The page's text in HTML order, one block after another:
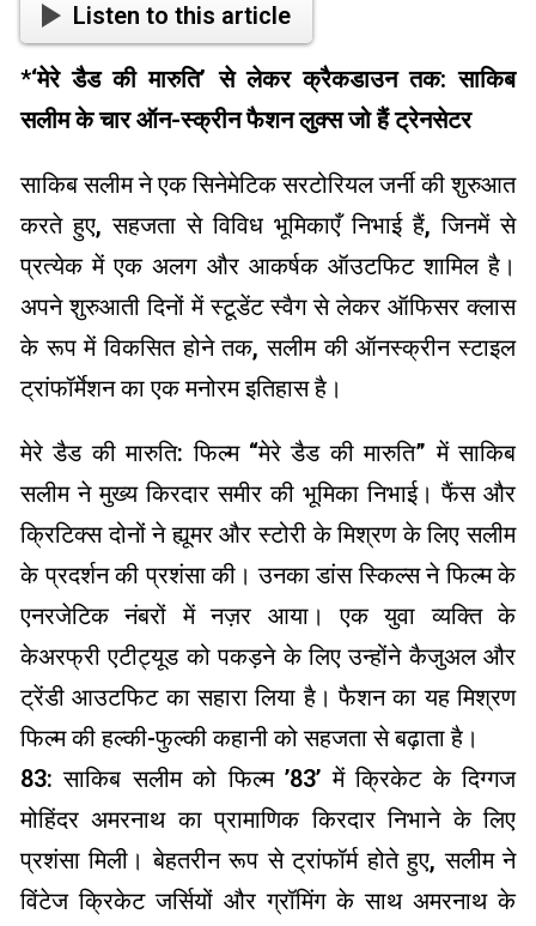
Listen to this article
*‘मेरे डैड की मारुति’ से लेकर क्रैकडाउन तक: साकिब
सलीम के चार ऑन-स्क्रीन फैशन लुक्स जो हैं ट्रेनसेटर
साकिब सलीम ने एक सिनेमेटिक सरटोरियल जर्नी की शुरुआत
करते हुए, सहजता से विविध भूमिकाएँ निभाई हैं, जिनमें से
प्रत्येक में एक अलग और आकर्षक ऑउटफिट शामिल है।
अपने शुरुआती दिनों में स्टूडेंट स्वैग से लेकर ऑफिसर क्लास
के रूप में विकसित होने तक, सलीम की ऑनस्क्रीन स्टाइल
ट्रांफॉर्मेशन का एक मनोरम इतिहास है।
मेरे डैड की मारुति: फिल्म “मेरे डैड की मारुति” में साकिब
सलीम ने मुख्य किरदार समीर की भूमिका निभाई। फैंस और
क्रिटिक्स दोनों ने ह्यूमर और स्टोरी के मिश्रण के लिए सलीम
के प्रदर्शन की प्रशंसा की। उनका डांस स्किल्स ने फिल्म के
एनरजेटिक नंबरों में नज़र आया। एक युवा व्यक्ति के
केअरफ्री एटीट्यूड को पकड़ने के लिए उन्होंने कैजुअल और
ट्रेंडी आउटफिट का सहारा लिया है। फैशन का यह मिश्रण
फिल्म की हल्की-फुल्की कहानी को सहजता से बढ़ाता है।
83: साकिब सलीम को फिल्म ’83’ में क्रिकेट के दिग्गज
मोहिंदर अमरनाथ का प्रामाणिक किरदार निभाने के लिए
प्रशंसा मिली। बेहतरीन रूप से ट्रांफॉर्म होते हुए, सलीम ने
विंटेज क्रिकेट जर्सियों और ग्रॉमिंग के साथ अमरनाथ के